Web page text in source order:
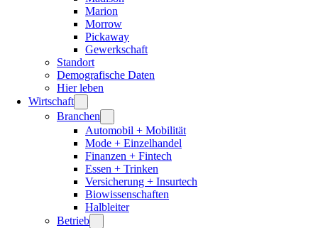
Marion
Morrow
Pickaway
Gewerkschaft
Standort
Demografische Daten
Hier leben
Wirtschaft
Branchen
Automobil + Mobilität
Mode + Einzelhandel
Finanzen + Fintech
Essen + Trinken
Versicherung + Insurtech
Biowissenschaften
Halbleiter
Betrieb